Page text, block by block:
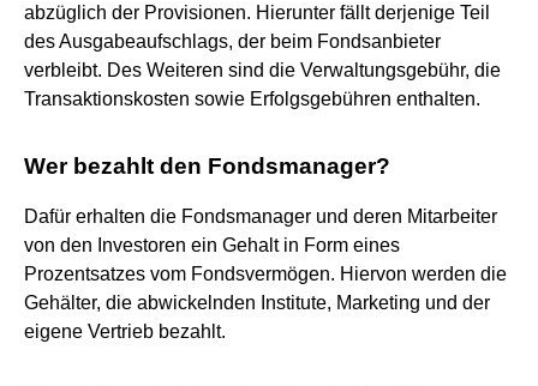
abzüglich der Provisionen. Hierunter fällt derjenige Teil
des Ausgabeaufschlags, der beim Fondsanbieter
verbleibt. Des Weiteren sind die Verwaltungsgebühr, die
Transaktionskosten sowie Erfolgsgebühren enthalten.
Wer bezahlt den Fondsmanager?
Dafür erhalten die Fondsmanager und deren Mitarbeiter
von den Investoren ein Gehalt in Form eines
Prozentsatzes vom Fondsvermögen. Hiervon werden die
Gehälter, die abwickelnden Institute, Marketing und der
eigene Vertrieb bezahlt.